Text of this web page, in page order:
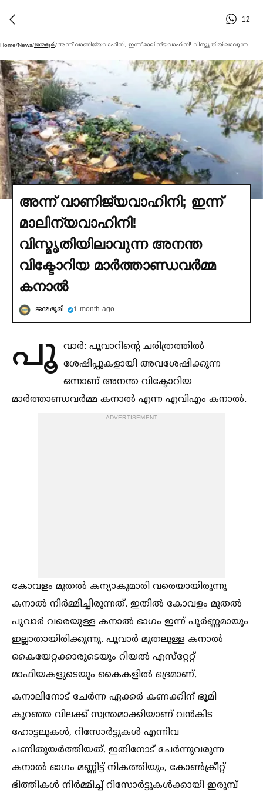
12
Home/News/ജന്മഭൂമി/
അന്ന് വാണിജ്യവാഹിനി; ഇന്ന്
മാലിന്യവാഹിനി!
വിസ്മൃതിയിലാവുന്ന അനന്ത
വിക്ടോറിയ മാര്‍ത്താണ്ഡവര്‍മ്മ
കനാല്‍
ജന്മഭൂമി 1 month ago
പൂ വാര്‍: പൂവാറിന്റെ ചരിത്രത്തില്‍
ശേഷിപ്പുകളായി അവശേഷിക്കുന്ന
ഒന്നാണ് അനന്ത വിക്ടോറിയ
മാര്‍ത്താണ്ഡവര്‍മ്മ കനാല്‍ എന്ന എവിഎം കനാല്‍.
ADVERTISEMENT
കോവളം മുതല്‍ കന്യാകുമാരി വരെയായിരുന്നു
കനാല്‍ നിര്‍മ്മിച്ചിരുന്നത്. ഇതില്‍ കോവളം മുതല്‍
പൂവാര്‍ വരെയുള്ള കനാല്‍ ഭാഗം ഇന്ന് പൂര്‍ണ്ണമായും
ഇല്ലാതായിരിക്കുന്നു. പൂവാര്‍ മുതലുള്ള കനാല്‍
കൈയേറ്റക്കാരുടെയും റിയല്‍ എസ്‌റ്റേറ്റ്
മാഫിയകളുടെയും കൈകളില്‍ ഭദ്രമാണ്.
കനാലിനോട് ചേര്‍ന്ന ഏക്കര്‍ കണക്കിന് ഭൂമി
കുറഞ്ഞ വിലക്ക് സ്വന്തമാക്കിയാണ് വന്‍കിട
ഹോട്ടലുകള്‍, റിസോര്‍ട്ടുകള്‍ എന്നിവ
പണിതുയര്‍ത്തിയത്. ഇതിനോട് ചേര്‍ന്നുവരുന്ന
കനാല്‍ ഭാഗം മണ്ണിട്ട് നികത്തിയും, കോണ്‍ക്രീറ്റ്
ഭിത്തികള്‍ നിര്‍മ്മിച്ച്‌ റിസോര്‍ട്ടുകള്‍ക്കായി ഇരുമ്പ്